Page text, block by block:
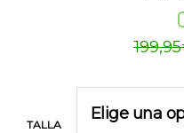
199,95
TALLA